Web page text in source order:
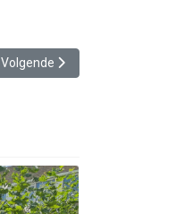
Volgende artikel: Biereloth 2024
Volgende